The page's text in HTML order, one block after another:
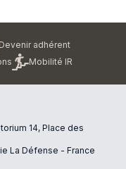
Devenir adhérent
Mobilité IR
14, Place des
La Défense - France